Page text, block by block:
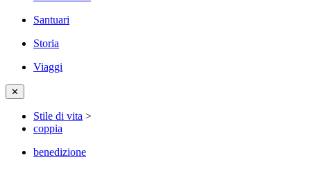
Santuari
Storia
Viaggi
✕
Stile di vita >
coppia
benedizione